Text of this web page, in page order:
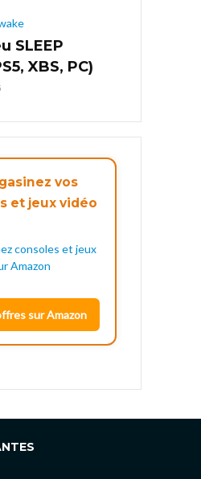
SLEEP
XBS, PC)
vos
et jeux vidéo
sur Amazon